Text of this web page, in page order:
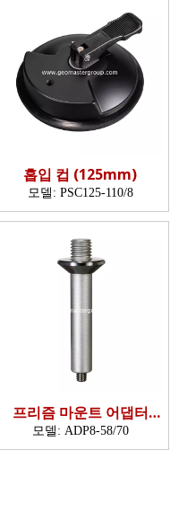
흡입 컵 (125mm)
모델: PSC125-110/8
프리즘 마운트 어댑터
(5/8',70mm)
모델: ADP8-58/70